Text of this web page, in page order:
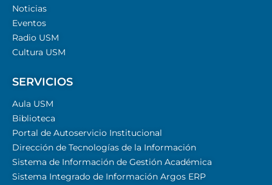
Noticias
Eventos
Radio USM
Cultura USM
SERVICIOS
Aula USM
Biblioteca
Portal de Autoservicio Institucional
Dirección de Tecnologías de la Información
Sistema de Información de Gestión Académica
Sistema Integrado de Información Argos ERP